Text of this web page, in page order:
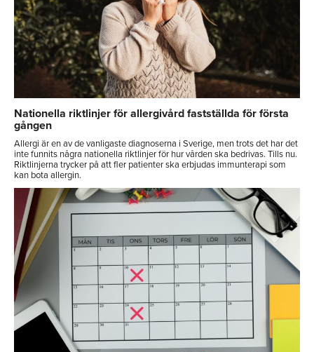
Nationella riktlinjer för allergivård fastställda för första
gången
Allergi är en av de vanligaste diagnoserna i Sverige, men trots det har det
inte funnits några nationella riktlinjer för hur vården ska bedrivas. Tills nu.
Riktlinjerna trycker på att fler patienter ska erbjudas immunterapi som
kan bota allergin.